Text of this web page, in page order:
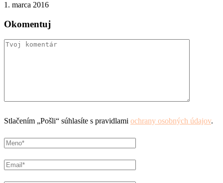
1. marca 2016
Okomentuj
Stlačením „Pošli“ súhlasíte s pravidlami ochrany osobných údajov.